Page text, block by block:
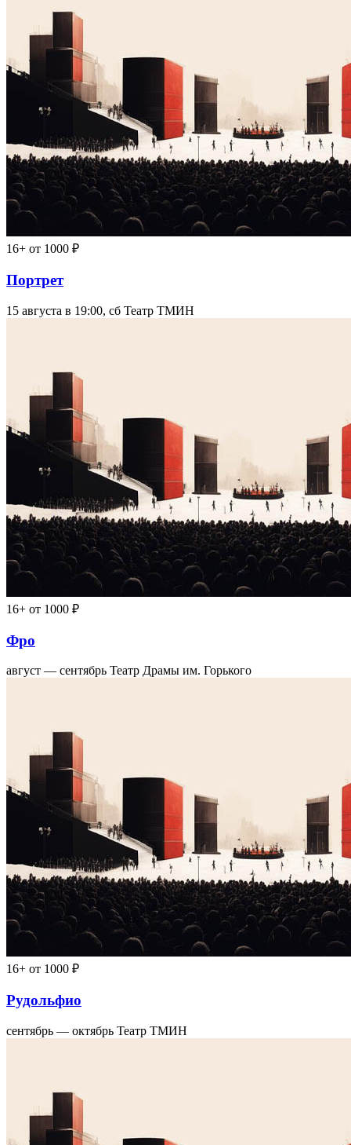
16+ от 1000 ₽
Портрет
15 августа в 19:00, сб Театр ТМИН
16+ от 1000 ₽
Фро
август — сентябрь Театр Драмы им. Горького
16+ от 1000 ₽
Рудольфио
сентябрь — октябрь Театр ТМИН